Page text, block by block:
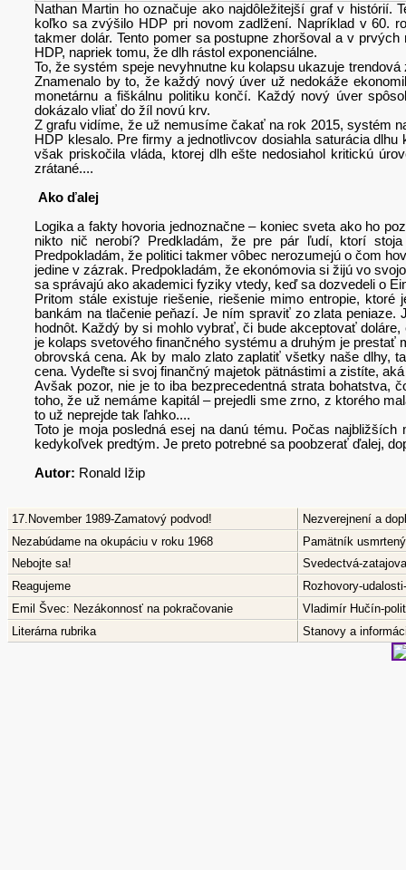
Nathan Martin ho označuje ako najdôležitejší graf v histórií.
koľko sa zvýšilo HDP pri novom zadlžení. Napríklad v 60.
takmer dolár. Tento pomer sa postupne zhoršoval a v
HDP, napriek tomu, že dlh rástol exponenciálne.
To, že systém speje nevyhnutne ku kolapsu ukazuje
Znamenalo by to, že každý nový úver už nedokáže
monetárnu a fiškálnu politiku končí. Každý nový úver
dokázalo vliať do žíl novú krv.
Z grafu vidíme, že už nemusíme čakať na rok 2015, systém
HDP klesalo. Pre firmy a jednotlivcov dosiahla saturácia
však priskočila vláda, ktorej dlh ešte nedosiahol kritickú
zrátané....
Ako ďalej
Logika a fakty hovoria jednoznačne – koniec sveta ako ho
nikto nič nerobí? Predkladám, že pre pár ľudí, ktorí
Predpokladám, že politici takmer vôbec nerozumejú o čom
jedine v zázrak. Predpokladám, že ekonómovia si žijú vo
sa správajú ako akademici fyziky vtedy, keď sa dozvedeli o
Pritom stále existuje riešenie, riešenie mimo entropie,
bankám na tlačenie peňazí. Je ním spraviť zo zlata
hodnôt. Každý by si mohlo vybrať, či bude akceptovať
je kolaps svetového finančného systému a druhým je
obrovská cena. Ak by malo zlato zaplatiť všetky naše dlhy,
cena. Vydeľte si svoj finančný majetok pätnástimi a zistíte,
Avšak pozor, nie je to iba bezprecedentná strata bohatstva,
toho, že už nemáme kapitál – prejedli sme zrno, z ktorého
to už neprejde tak ľahko....
Toto je moja posledná esej na danú tému. Počas
kedykoľvek predtým. Je preto potrebné sa poobzerať ďalej,
Autor: Ronald Ižip
17.November 1989-Zamatový podvod!
Nezverejnení a
Nezabúdame na okupáciu v roku 1968
Pamätník
Nebojte sa!
Svedectvá-
Reagujeme
Rozhovory-
Emil Švec: Nezákonnosť na pokračovanie
Vladimír Hučín-
Literárna rubrika
Stanovy a